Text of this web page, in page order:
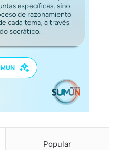
Popular